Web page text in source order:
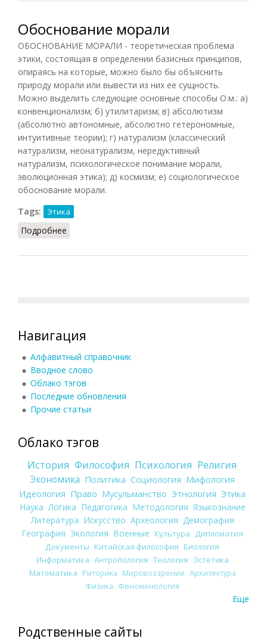
Обоснование морали
ОБОСНОВАНИЕ МОРАЛИ - теоретическая проблема
этики, состоящая в определении базисных принципов,
опираясь на которые, можно было бы объяснить
природу морали или вывести из них ее сущность.
Можно выделить следующие основные способы О.м.: а)
конвенционализм; б) утилитаризм; в) абсолютизм
(абсолютно автономные, абсолютно гетерономные,
интуитивные теории); г) натурализм (классический
натурализм, неонатурализм, нередуктивный
натурализм, психологическое понимание морали,
эволюционная этика); д) космизм; е) социологическое
обоснование морали.
Tags:
Этика
Подробнее
Навигация
Алфавитный справочник
Вводное слово
Облако тэгов
Последние обновления
Прочие статьи
Облако тэгов
История Философия Психология Религия
Экономика Политика Социология Мифология
Идеология Право Мусульманство Этнология Этика
Наука Логика Педагогика Методология Языкознание
Литература Искусство Археология Демография
География Экология Военные Культура
Дипломатия
Документы Китайская философия Биология
Информатика Антропология Теология Эстетика
Математика Риторика Мировоззрение Архитектура
Физика Феноменология
Еще
Родственные сайты